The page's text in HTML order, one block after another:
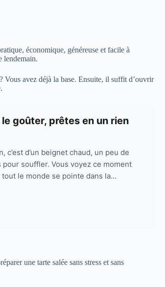
économique, généreuse et facile à
lendemain.
Vous avez déjà la base. Ensuite, il suffit d’ouvrir
goûter, prêtes en un rien
d’un beignet chaud, un peu de
souffler. Vous voyez ce moment
le monde se pointe dans la...
une tarte salée sans stress et sans